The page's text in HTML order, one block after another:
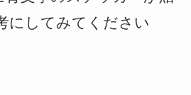
にしてみてください